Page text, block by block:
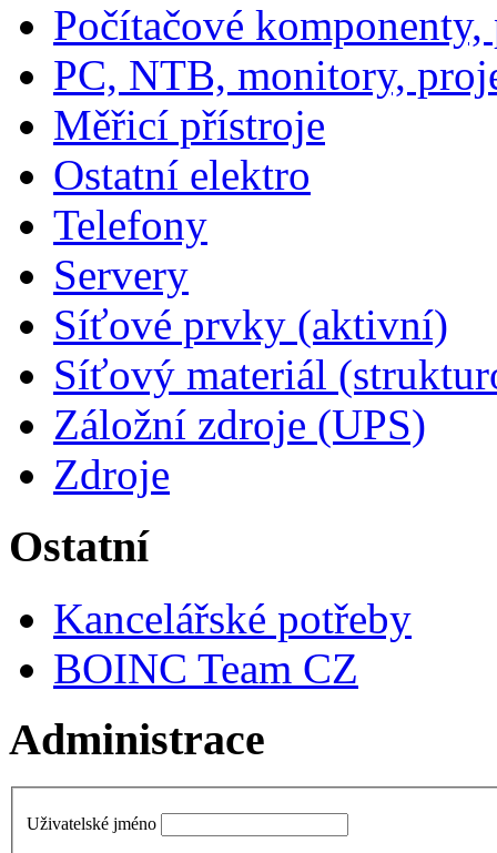
Počítačové
PC, NTB, monitory,
Měřicí přístroje
Ostatní elektro
Telefony
Servery
Síťové prvky (aktivní)
Síťový materiál
Záložní zdroje (UPS)
Zdroje
Ostatní
Kancelářské potřeby
BOINC Team CZ
Administrace
Uživatelské jméno